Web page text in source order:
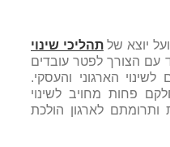
יוצא שלתהליכי שינוי
עם הצורך לפטר עובדים
הארגוני והעסקי.
פחות מחויב לשינוי
ותרומתם לארגון הולכת